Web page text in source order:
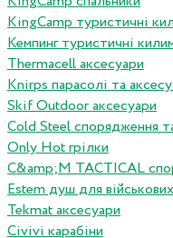
KingCamp туристичні
Кемпинг туристичні
Thermacell аксесуари
Knirps парасолі та
Skif Outdoor аксесуари
Cold Steel спорядження
Only Hot грілки
C&amp;M TACTICAL
Estem душ для військових
Tekmat аксесуари
Сivivi карабіни